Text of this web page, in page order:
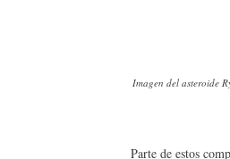
Imagen del asteroide
Parte de estos